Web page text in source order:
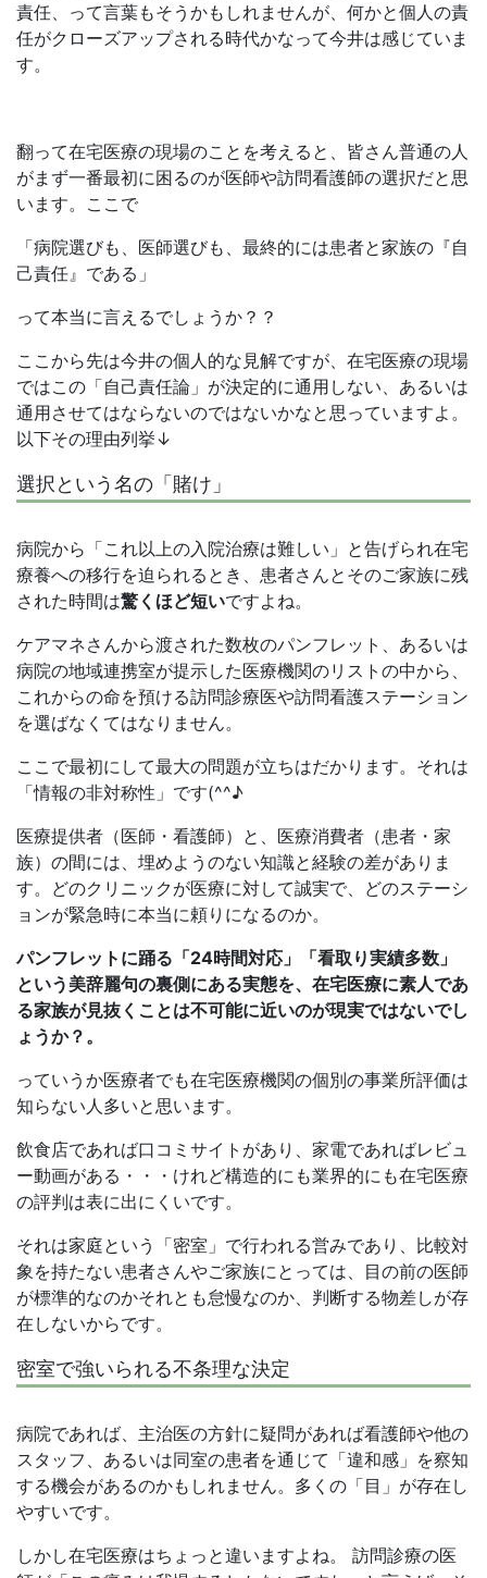
責任、って言葉もそうかもしれませんが、何かと個人の責
任がクローズアップされる時代かなって今井は感じていま
す。
翻って在宅医療の現場のことを考えると、皆さん普通の人
がまず一番最初に困るのが医師や訪問看護師の選択だと思
います。ここで
「病院選びも、医師選びも、最終的には患者と家族の『自
己責任』である」
って本当に言えるでしょうか？？
ここから先は今井の個人的な見解ですが、在宅医療の現場
ではこの「自己責任論」が決定的に通用しない、あるいは
通用させてはならないのではないかなと思っていますよ。
以下その理由列挙↓
選択という名の「賭け」
病院から「これ以上の入院治療は難しい」と告げられ在宅
療養への移行を迫られるとき、患者さんとそのご家族に残
された時間は驚くほど短いですよね。
ケアマネさんから渡された数枚のパンフレット、あるいは
病院の地域連携室が提示した医療機関のリストの中から、
これからの命を預ける訪問診療医や訪問看護ステーション
を選ばなくてはなりません。
ここで最初にして最大の問題が立ちはだかります。それは
「情報の非対称性」です(^^♪
医療提供者（医師・看護師）と、医療消費者（患者・家
族）の間には、埋めようのない知識と経験の差がありま
す。どのクリニックが医療に対して誠実で、どのステーシ
ョンが緊急時に本当に頼りになるのか。
パンフレットに踊る「24時間対応」「看取り実績多数」
という美辞麗句の裏側にある実態を、在宅医療に素人であ
る家族が見抜くことは不可能に近いのが現実ではないでし
ょうか？。
っていうか医療者でも在宅医療機関の個別の事業所評価は
知らない人多いと思います。
飲食店であれば口コミサイトがあり、家電であればレビュ
ー動画がある・・・けれど構造的にも業界的にも在宅医療
の評判は表に出にくいです。
それは家庭という「密室」で行われる営みであり、比較対
象を持たない患者さんやご家族にとっては、目の前の医師
が標準的なのかそれとも怠慢なのか、判断する物差しが存
在しないからです。
密室で強いられる不条理な決定
病院であれば、主治医の方針に疑問があれば看護師や他の
スタッフ、あるいは同室の患者を通じて「違和感」を察知
する機会があるのかもしれません。多くの「目」が存在し
やすいです。
しかし在宅医療はちょっと違いますよね。 訪問診療の医